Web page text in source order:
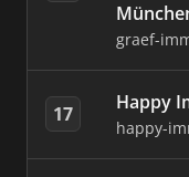
graef-
17 Happy
happy-